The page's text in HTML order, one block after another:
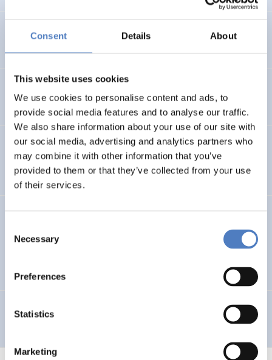
Consent Details About
This website uses cookies
We use cookies to personalise content and ads, to
provide social media features and to analyse our traffic.
We also share information about your use of our site with
our social media, advertising and analytics partners who
may combine it with other information that you’ve
provided to them or that they’ve collected from your use
of their services.
Selection
Necessary
Preferences
Statistics
Marketing
Working on the Fringes
Sozialwissenschaften und interdisziplinäre Kooperation
an der BOKU
Wohngebäuden unter dem Gesichtspunkt ihrer Umwelt-
Virtual Stone